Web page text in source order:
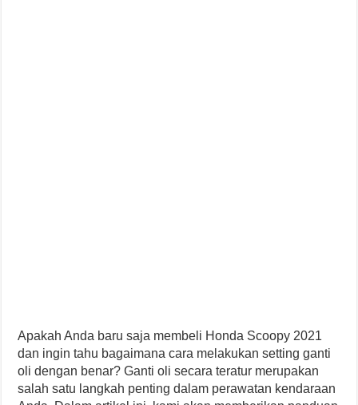
Apakah Anda baru saja membeli Honda Scoopy 2021
dan ingin tahu bagaimana cara melakukan setting ganti
oli dengan benar? Ganti oli secara teratur merupakan
salah satu langkah penting dalam perawatan kendaraan